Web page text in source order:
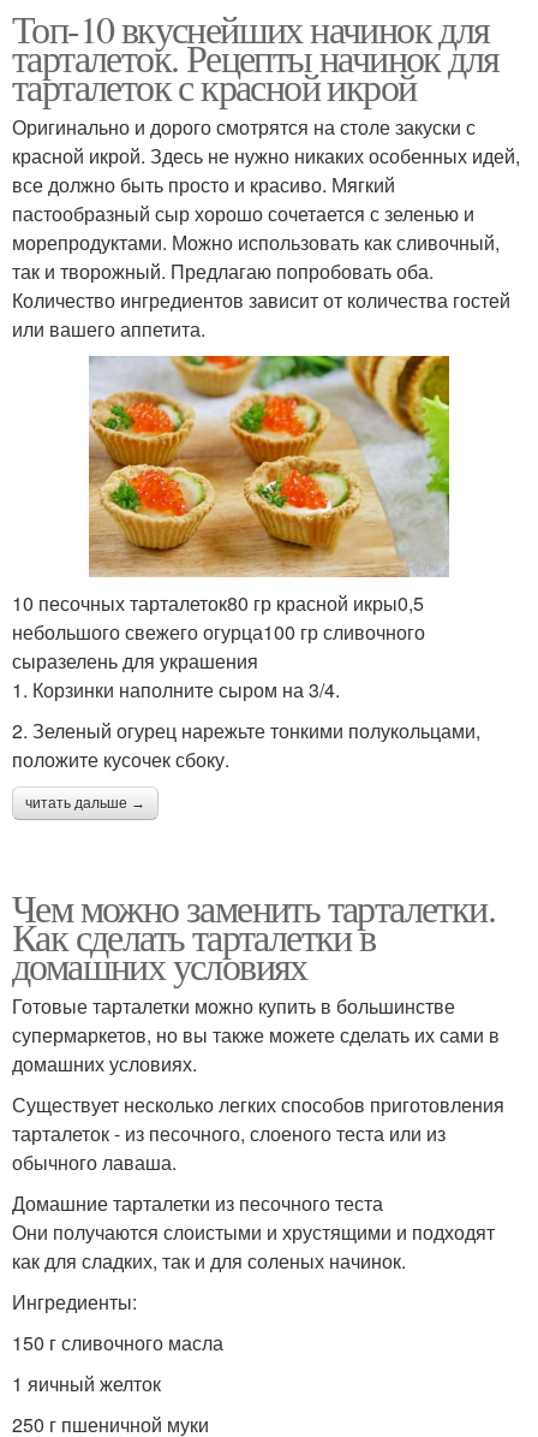
Топ-10 вкуснейших начинок для
тарталеток. Рецепты начинок для
тарталеток с красной икрой
Оригинально и дорого смотрятся на столе закуски с
красной икрой. Здесь не нужно никаких особенных идей,
все должно быть просто и красиво. Мягкий
пастообразный сыр хорошо сочетается с зеленью и
морепродуктами. Можно использовать как сливочный,
так и творожный. Предлагаю попробовать оба.
Количество ингредиентов зависит от количества гостей
или вашего аппетита.
10 песочных тарталеток80 гр красной икры0,5
небольшого свежего огурца100 гр сливочного
сыразелень для украшения
1. Корзинки наполните сыром на 3/4.
2. Зеленый огурец нарежьте тонкими полукольцами,
положите кусочек сбоку.
читать дальше →
Чем можно заменить тарталетки.
Как сделать тарталетки в
домашних условиях
Готовые тарталетки можно купить в большинстве
супермаркетов, но вы также можете сделать их сами в
домашних условиях.
Существует несколько легких способов приготовления
тарталеток - из песочного, слоеного теста или из
обычного лаваша.
Домашние тарталетки из песочного теста
Они получаются слоистыми и хрустящими и подходят
как для сладких, так и для соленых начинок.
Ингредиенты:
150 г сливочного масла
1 яичный желток
250 г пшеничной муки